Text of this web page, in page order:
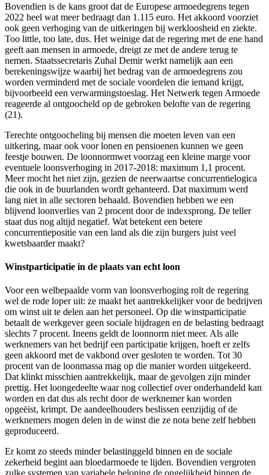
Bovendien is de kans groot dat de Europese armoedegrens tegen
2022 heel wat meer bedraagt dan 1.115 euro. Het akkoord voorziet
ook geen verhoging van de uitkeringen bij werkloosheid en ziekte.
Too little, too late, dus. Het weinige dat de regering met de ene hand
geeft aan mensen in armoede, dreigt ze met de andere terug te
nemen. Staatssecretaris Zuhal Demir werkt namelijk aan een
berekeningswijze waarbij het bedrag van de armoedegrens zou
worden verminderd met de sociale voordelen die iemand krijgt,
bijvoorbeeld een verwarmingstoeslag. Het Netwerk tegen Armoede
reageerde al ontgoocheld op de gebroken belofte van de regering
(21).
Terechte ontgoocheling bij mensen die moeten leven van een
uitkering, maar ook voor lonen en pensioenen kunnen we geen
feestje bouwen. De loonnormwet voorzag een kleine marge voor
eventuele loonsverhoging in 2017-2018: maximum 1,1 procent.
Meer mocht het niet zijn, gezien de neerwaartse concurrentielogica
die ook in de buurlanden wordt gehanteerd. Dat maximum werd
lang niet in alle sectoren behaald. Bovendien hebben we een
blijvend loonverlies van 2 procent door de indexsprong. De teller
staat dus nog altijd negatief. Wat betekent een betere
concurrentiepositie van een land als die zijn burgers juist veel
kwetsbaarder maakt?
Winstparticipatie in de plaats van echt loon
Voor een welbepaalde vorm van loonsverhoging rolt de regering
wel de rode loper uit: ze maakt het aantrekkelijker voor de bedrijven
om winst uit te delen aan het personeel. Op die winstparticipatie
betaalt de werkgever geen sociale bijdragen en de belasting bedraagt
slechts 7 procent. Ineens geldt de loonnorm niet meer. Als alle
werknemers van het bedrijf een participatie krijgen, hoeft er zelfs
geen akkoord met de vakbond over gesloten te worden. Tot 30
procent van de loonmassa mag op die manier worden uitgekeerd.
Dat klinkt misschien aantrekkelijk, maar de gevolgen zijn minder
prettig. Het loongedeelte waar nog collectief over onderhandeld kan
worden en dat dus als recht door de werknemer kan worden
opgeëist, krimpt. De aandeelhouders beslissen eenzijdig of de
werknemers mogen delen in de winst die ze nota bene zelf hebben
geproduceerd.
Er komt zo steeds minder belastinggeld binnen en de sociale
zekerheid begint aan bloedarmoede te lijden. Bovendien vergroten